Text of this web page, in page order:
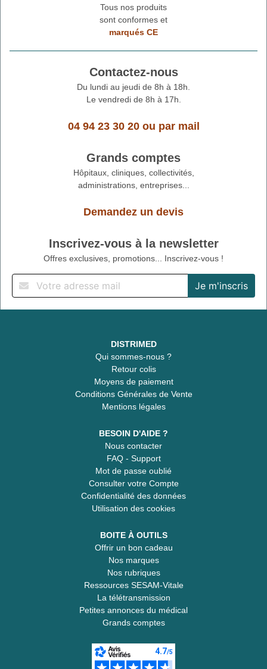
Tous nos produits
sont conformes et
marqués CE
Contactez-nous
Du lundi au jeudi de 8h à 18h.
Le vendredi de 8h à 17h.
04 94 23 30 20ou par mail
Grands comptes
Hôpitaux, cliniques, collectivités,
administrations, entreprises...
Demandez un devis
Inscrivez-vous à la newsletter
Offres exclusives, promotions... Inscrivez-vous !
DISTRIMED
Qui sommes-nous ?
Retour colis
Moyens de paiement
Conditions Générales de Vente
Mentions légales
BESOIN D'AIDE ?
Nous contacter
FAQ - Support
Mot de passe oublié
Consulter votre Compte
Confidentialité des données
Utilisation des cookies
BOITE À OUTILS
Offrir un bon cadeau
Nos marques
Nos rubriques
Ressources SESAM-Vitale
La télétransmission
Petites annonces du médical
Grands comptes